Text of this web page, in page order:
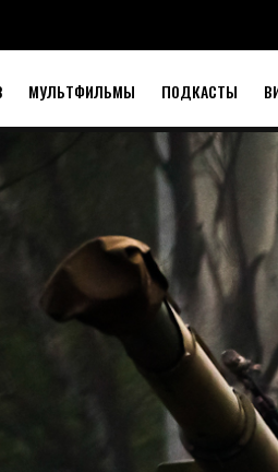
МУЛЬТФИЛЬМЫ ПОДКАСТЫ